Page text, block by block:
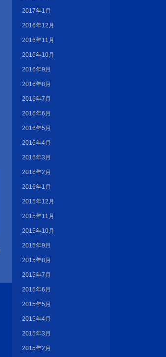
2017年1月
2016年12月
2016年11月
2016年10月
2016年9月
2016年8月
2016年7月
2016年6月
2016年5月
2016年4月
2016年3月
2016年2月
2016年1月
2015年12月
2015年11月
2015年10月
2015年9月
2015年8月
2015年7月
2015年6月
2015年5月
2015年4月
2015年3月
2015年2月